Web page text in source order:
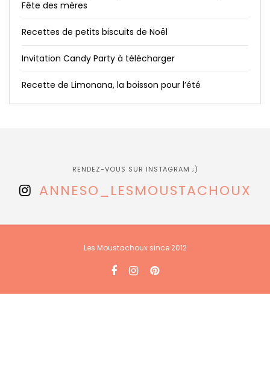
Fête des mères
Recettes de petits biscuits de Noël
Invitation Candy Party à télécharger
Recette de Limonana, la boisson pour l’été
RENDEZ-VOUS SUR INSTAGRAM ;)
ANNESO_LESMOUSTACHOUX
Les Moustachoux since 2012